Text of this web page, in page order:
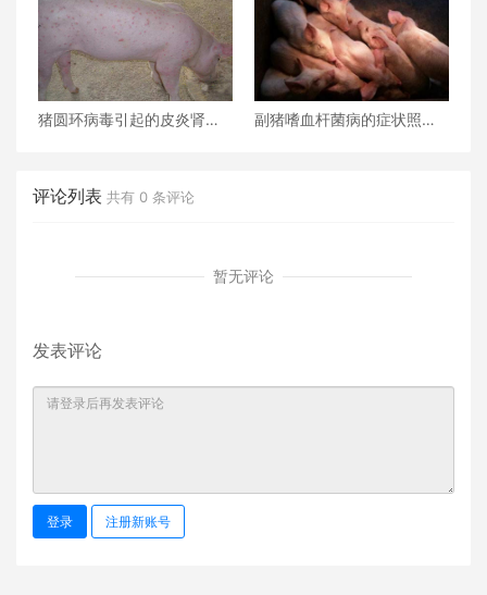
猪圆环病毒引起的皮炎肾病
副猪嗜血杆菌病的症状照片
评论列表 共有 0 条评论
暂无评论
发表评论
登录 注册新账号